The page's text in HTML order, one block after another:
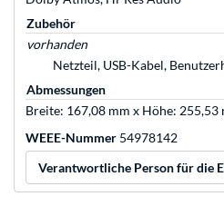
Zubehör
vorhanden
Netzteil, USB-Kabel,
Abmessungen
Breite: 167,08 mm x Höhe: 255,53
WEEE-Nummer 54978142
Verantwortliche Person für die